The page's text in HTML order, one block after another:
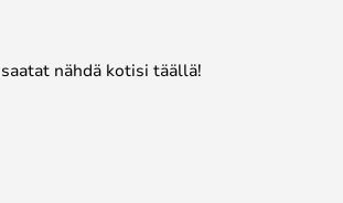
nähdä kotisi täällä!